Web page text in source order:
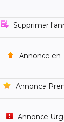
Supprimer
Annonce en
Annonce
Annonce